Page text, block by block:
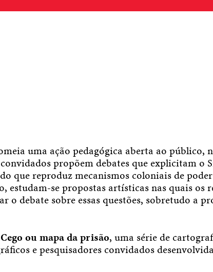
uma ação pedagógica aberta ao público,
propõem debates que explicitam o
que reproduz mecanismos coloniais de
estudam-se propostas artísticas nas quais os
o debate sobre essas questões, sobretudo a
ou mapa da prisão, uma série de
e pesquisadores convidados